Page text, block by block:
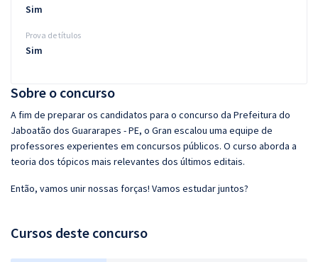
Sobre o concurso
A fim de preparar os candidatos para o concurso da Prefeitura do
Jaboatão dos Guararapes - PE, o Gran escalou uma equipe de
professores experientes em concursos públicos. O curso aborda a
teoria dos tópicos mais relevantes dos últimos editais.
Então, vamos unir nossas forças! Vamos estudar juntos?
Cursos deste concurso
Sim
Prova de títulos
Sim